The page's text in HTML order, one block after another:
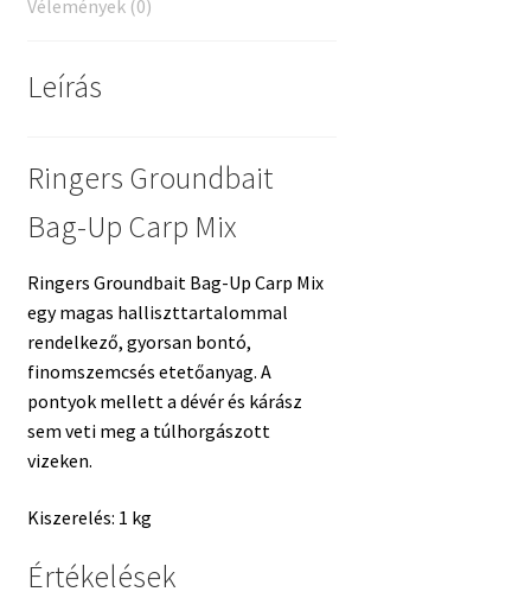
Vélemények (0)
Leírás
Ringers Groundbait
Bag-Up Carp Mix
Ringers Groundbait Bag-Up Carp Mix
egy magas halliszttartalommal
rendelkező, gyorsan bontó,
finomszemcsés etetőanyag. A
pontyok mellett a dévér és kárász
sem veti meg a túlhorgászott
vizeken.
Kiszerelés: 1 kg
Értékelések